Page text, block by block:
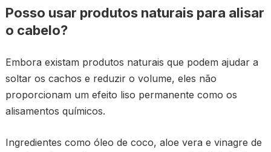
Posso usar produtos naturais para alisar
o cabelo?
Embora existam produtos naturais que podem ajudar a
soltar os cachos e reduzir o volume, eles não
proporcionam um efeito liso permanente como os
alisamentos químicos.
Ingredientes como óleo de coco, aloe vera e vinagre de